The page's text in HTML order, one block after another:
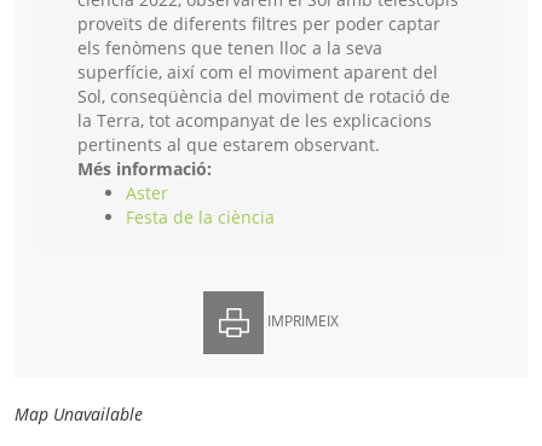
proveïts de diferents filtres per poder captar
els fenòmens que tenen lloc a la seva
superfície, així com el moviment aparent del
Sol, conseqüència del moviment de rotació de
la Terra, tot acompanyat de les explicacions
pertinents al que estarem observant.
Més informació:
Aster
Festa de la ciència
IMPRIMEIX
Map Unavailable